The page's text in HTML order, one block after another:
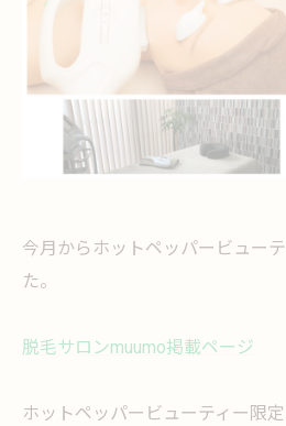
今月からホットペッパービュー
た。
脱毛サロンmuumo掲載ページ
ホットペッパービューティー限